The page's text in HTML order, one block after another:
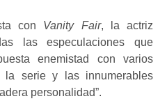
con Vanity Fair, la actriz
las especulaciones que
enemistad con varios
la serie y las innumerables
personalidad”.